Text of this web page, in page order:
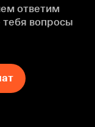
ответим
тебя вопросы